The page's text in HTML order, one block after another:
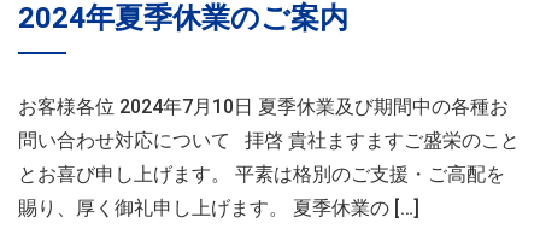
2024年夏季休業のご案内
お客様各位 2024年7月10日 夏季休業及び期間中の各種お
問い合わせ対応について 拝啓 貴社ますますご盛栄のこと
とお喜び申し上げます。 平素は格別のご支援・ご高配を
賜り、厚く御礼申し上げます。 夏季休業の […]